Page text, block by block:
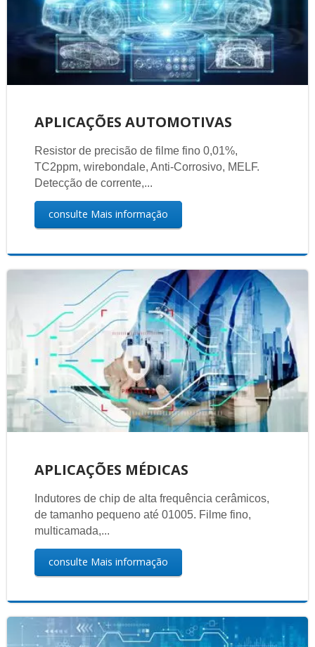
APLICAÇÕES AUTOMOTIVAS
Resistor de precisão de filme fino 0,01%,
TC2ppm, wirebondale, Anti-Corrosivo, MELF.
Detecção de corrente,...
consulte Mais informação
APLICAÇÕES MÉDICAS
Indutores de chip de alta frequência cerâmicos,
de tamanho pequeno até 01005. Filme fino,
multicamada,...
consulte Mais informação